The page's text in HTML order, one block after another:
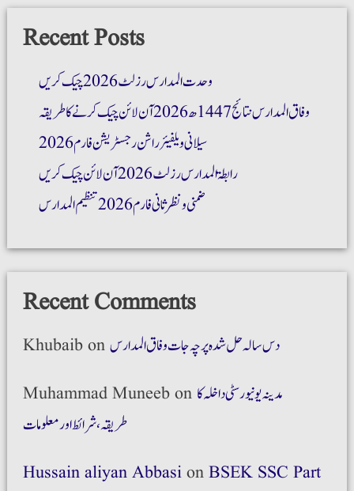
Recent Posts
وحدت المدارس رزلٹ 2026 چیک کریں
وفاق المدارس نتائج 1447ھ 2026 آن لائن چیک کرنے کا طریقہ
سیلانی ویلفیئر راشن رجسٹریشن فارم 2026
رابطۃ المدارس رزلٹ 2026 آن لائن چیک کریں
ضمنی و نظر ثانی فارم 2026 تنظیم المدارس
Recent Comments
Khubaibonدس سالہ حل شدہ پرچہ جات وفاق المدارس
Muhammad Muneebon مدینہ یونیورسٹی داخلہ کا
طریقہ،شرائط اور معلومات
Hussain aliyan AbbasionBSEK SSC Part